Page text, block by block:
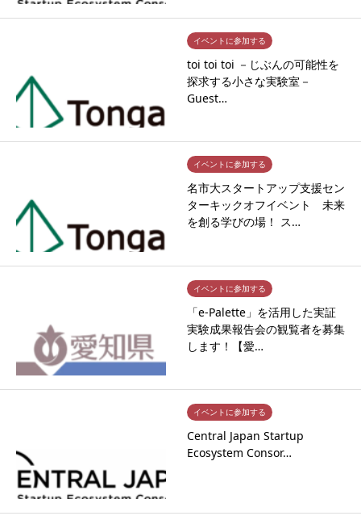
イベントに参加する
toi toi toi －じぶんの可能性を
探求する小さな実験室－
Guest…
イベントに参加する
名市大スタートアップ支援セン
ターキックオフイベント 未来
を創る学びの場！ ス…
イベントに参加する
「e-Palette」を活用した実証
実験成果報告会の観覧者を募集
します！【愛…
イベントに参加する
Central Japan Startup
Ecosystem Consor…